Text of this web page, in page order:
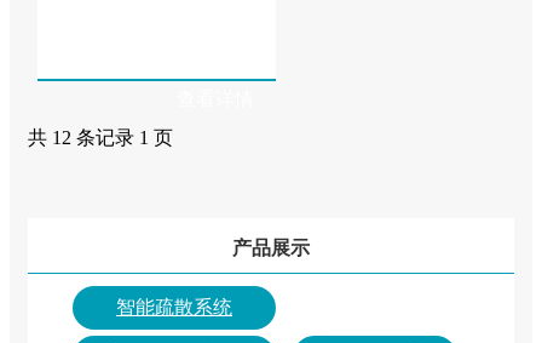
共 12 条记录 1 页
产品展示
智能疏散系统